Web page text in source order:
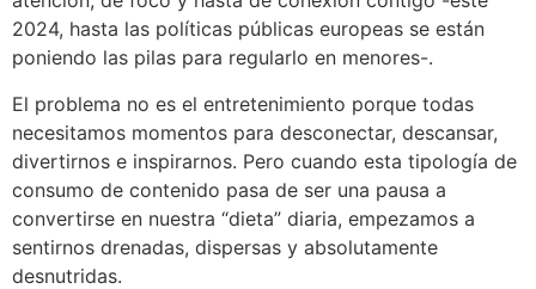
2024, hasta las políticas públicas europeas se están
poniendo las pilas para regularlo en menores-.
El problema no es el entretenimiento porque todas
necesitamos momentos para desconectar, descansar,
divertirnos e inspirarnos. Pero cuando esta tipología de
consumo de contenido pasa de ser una pausa a
convertirse en nuestra “dieta” diaria, empezamos a
sentirnos drenadas, dispersas y absolutamente
desnutridas.